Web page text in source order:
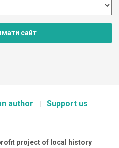
сайт
author Support us
project of local history